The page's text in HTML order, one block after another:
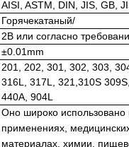
AISI, ASTM, DIN, JIS, GB,
Горячекатаный/
2B или согласно
±0.01mm
201, 202, 301, 302, 303,
316L, 317L, 321,310S
440A, 904L
Оно широко использовано
применениях,
материалах, химии,